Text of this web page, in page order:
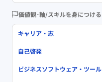
価値観･軸/スキルを身につける
キャリア・志
自己啓発
ビジネスソフトウェア・ツール